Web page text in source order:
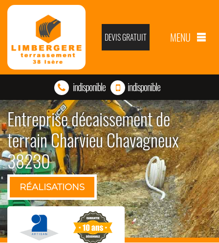
DEVIS GRATUIT MENU
indisponible indisponible
Entreprise décaissement de
terrain Charvieu Chavagneux
38230
RÉALISATIONS